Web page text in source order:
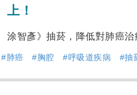
上！
涂智彥》抽菸，降低對肺癌治
#肺癌 #胸腔 #呼吸道疾病 #抽